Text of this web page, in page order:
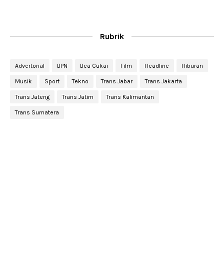
Rubrik
Advertorial BPN Bea Cukai Film Headline Hiburan
Musik Sport Tekno Trans Jabar Trans Jakarta
Trans Jateng Trans Jatim Trans Kalimantan
Trans Sumatera